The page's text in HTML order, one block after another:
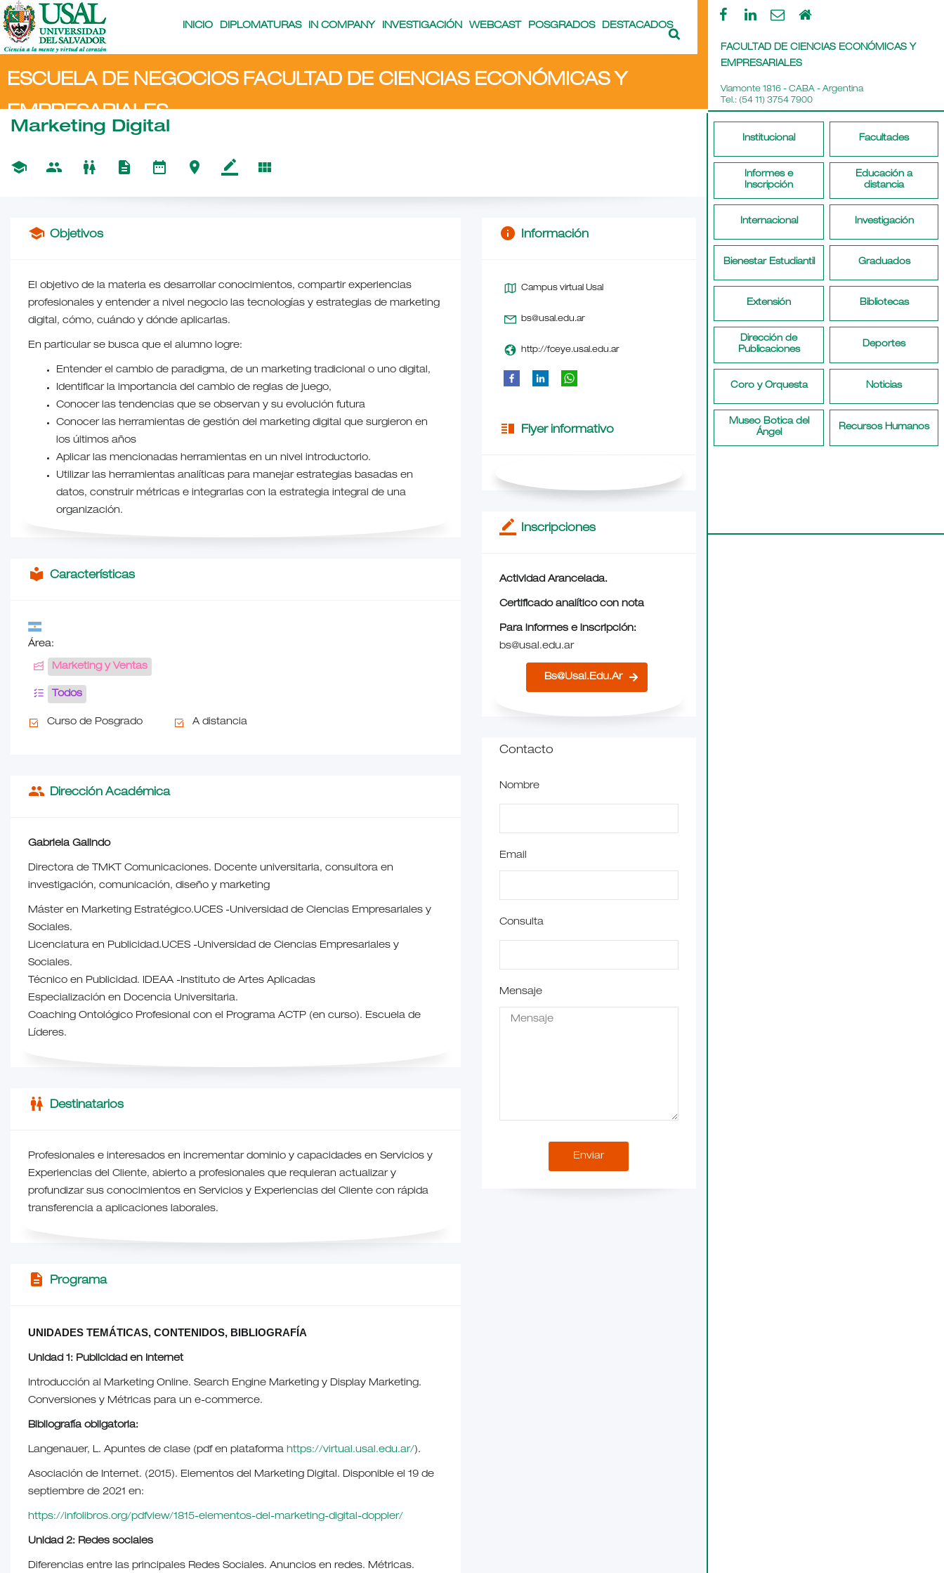
FACULTAD DE CIENCIAS ECONÓMICAS Y
EMPRESARIALES
Viamonte 1816 - CABA - Argentina
Tel.: (54 11) 3754 7900
Institucional Facultades
Informes e
Inscripción
Educación a
distancia
Internacional Investigación
Bienestar Estudiantil Graduados
Extensión Bibliotecas
Dirección de
Publicaciones
Deportes
Coro y Orquesta Noticias
Museo Botica del
Ángel
Recursos Humanos
Navigation
INICIO DIPLOMATURAS IN COMPANY INVESTIGACIÓN WEBCAST POSGRADOS DESTACADOS
ESCUELA DE NEGOCIOS FACULTAD DE CIENCIAS ECONÓMICAS Y
EMPRESARIALES
Marketing Digital
school people wc description date_range place border_color view_module
school Objetivos
El objetivo de la materia es desarrollar conocimientos, compartir experiencias
profesionales y entender a nivel negocio las tecnologías y estrategias de marketing
digital, cómo, cuándo y dónde aplicarlas.
En particular se busca que el alumno logre:
Entender el cambio de paradigma, de un marketing tradicional o uno digital,
Identificar la importancia del cambio de reglas de juego,
Conocer las tendencias que se observan y su evolución futura
Conocer las herramientas de gestión del marketing digital que surgieron en
los últimos años
Aplicar las mencionadas herramientas en un nivel introductorio.
Utilizar las herramientas analíticas para manejar estrategias basadas en
datos, construir métricas e integrarlas con la estrategia integral de una
organización.
local_library Características
Área:
Marketing y Ventas
Todos
Curso de Posgrado A distancia
people Dirección Académica
Gabriela Galindo
Directora de TMKT Comunicaciones. Docente universitaria, consultora en
investigación, comunicación, diseño y marketing
Máster en Marketing Estratégico.UCES -Universidad de Ciencias Empresariales y
Sociales.
Licenciatura en Publicidad.UCES -Universidad de Ciencias Empresariales y
Sociales.
Técnico en Publicidad. IDEAA -Instituto de Artes Aplicadas
Especialización en Docencia Universitaria.
Coaching Ontológico Profesional con el Programa ACTP (en curso). Escuela de
Líderes.
wc Destinatarios
Profesionales e interesados en incrementar dominio y capacidades en Servicios y
Experiencias del Cliente, abierto a profesionales que requieran actualizar y
profundizar sus conocimientos en Servicios y Experiencias del Cliente con rápida
transferencia a aplicaciones laborales.
description Programa
UNIDADES TEMÁTICAS, CONTENIDOS, BIBLIOGRAFÍA
Unidad 1: Publicidad en Internet
Introducción al Marketing Online. Search Engine Marketing y Display Marketing.
Conversiones y Métricas para un e-commerce.
Bibliografía obligatoria:
Langenauer, L. Apuntes de clase (pdf en plataforma https://virtual.usal.edu.ar/).
Asociación de Internet. (2015). Elementos del Marketing Digital. Disponible el 19 de
septiembre de 2021 en:
https://infolibros.org/pdfview/1815-elementos-del-marketing-digital-doppler/
Unidad 2: Redes sociales
Diferencias entre las principales Redes Sociales. Anuncios en redes. Métricas.
info Información
Campus virtual Usal
bs@usal.edu.ar
http://fceye.usal.edu.ar
vertical_split Flyer informativo
border_color Inscripciones
Actividad Arancelada.
Certificado analítico con nota
Para informes e inscripción:
bs@usal.edu.ar
Bs@usal.edu.ar
Contacto
Nombre
Email
Consulta
Mensaje